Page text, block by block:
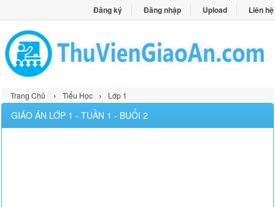
Đăng ký Đăng nhập Upload Liên hệ
Trang Chủ › Tiểu Học › Lớp 1
GIÁO ÁN LỚP 1 - TUẦN 1 - BUỔI 2